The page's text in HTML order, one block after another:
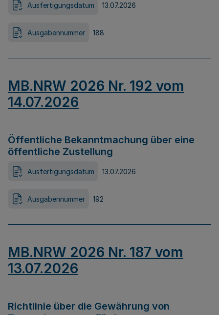
Ausfertigungsdatum 13.07.2026
Ausgabennummer 188
MB.NRW 2026 Nr. 192 vom
14.07.2026
Öffentliche Bekanntmachung über eine
öffentliche Zustellung
Ausfertigungsdatum 13.07.2026
Ausgabennummer 192
MB.NRW 2026 Nr. 187 vom
13.07.2026
Richtlinie über die Gewährung von